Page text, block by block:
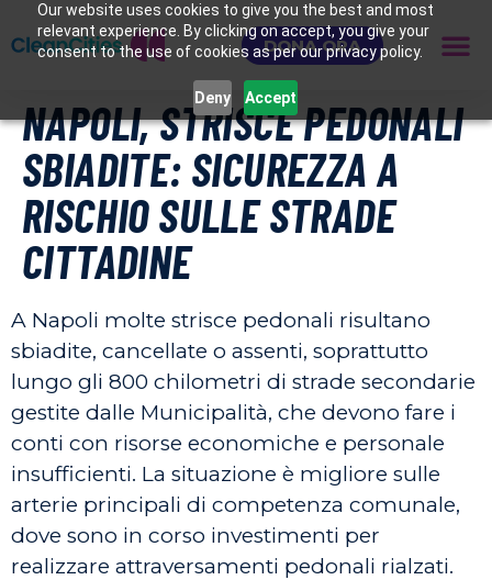
Our website uses cookies to give you the best and most
relevant experience. By clicking on accept, you give your
consent to the use of cookies as per our privacy policy.
Deny Accept
DONA ORA
NAPOLI, STRISCE PEDONALI
SBIADITE: SICUREZZA A
RISCHIO SULLE STRADE
CITTADINE
A Napoli molte strisce pedonali risultano
sbiadite, cancellate o assenti, soprattutto
lungo gli 800 chilometri di strade secondarie
gestite dalle Municipalità, che devono fare i
conti con risorse economiche e personale
insufficienti. La situazione è migliore sulle
arterie principali di competenza comunale,
dove sono in corso investimenti per
realizzare attraversamenti pedonali rialzati.